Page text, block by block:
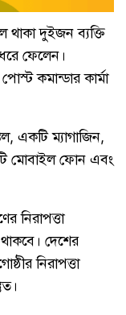
থাকা দুইজন ব্যক্তি
ফেলেন।
কমান্ডার কার্মা
একটি ম্যাগাজিন,
মোবাইল ফোন এবং
নিরাপত্তা
দেশের
নিরাপত্তা